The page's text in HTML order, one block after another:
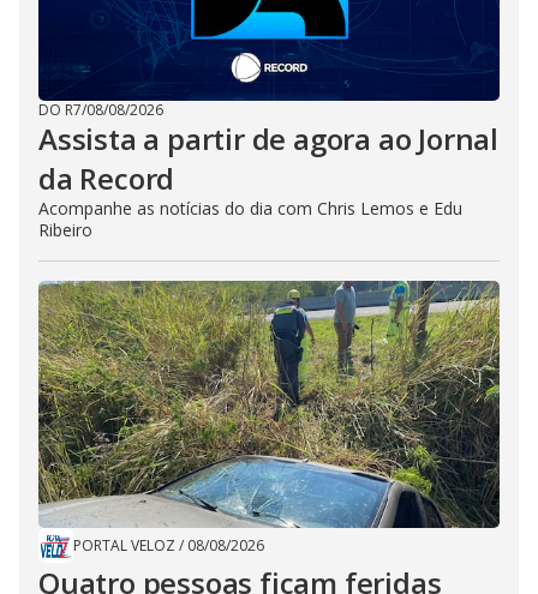
DO R7/08/08/2026
Assista a partir de agora ao Jornal
da Record
Acompanhe as notícias do dia com Chris Lemos e Edu
Ribeiro
PORTAL VELOZ / 08/08/2026
Quatro pessoas ficam feridas